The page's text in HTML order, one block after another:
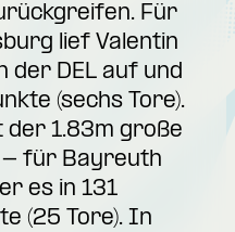
Für
lief Valentin
der DEL auf und
(sechs Tore).
der 1.83m große
für Bayreuth
es in 131
(25 Tore). In